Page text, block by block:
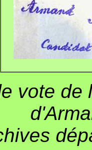
vote de